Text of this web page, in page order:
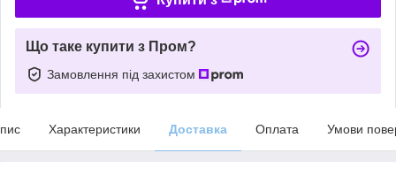
Що таке купити з Пром?
Замовлення під захистом
Характеристики Доставка Оплата Умови